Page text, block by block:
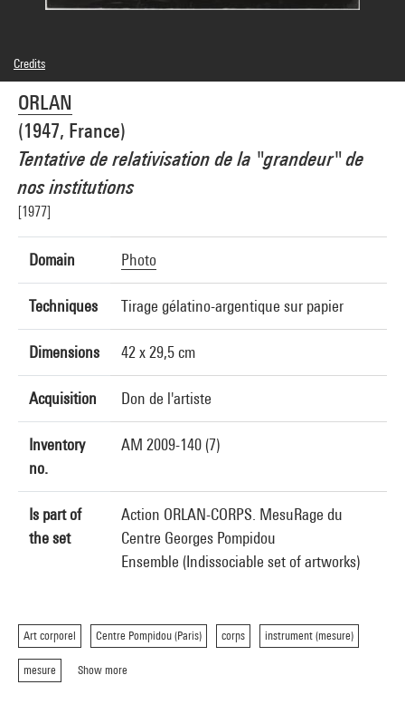
ORLAN
(1947, France)
Tentative de relativisation de la "grandeur" de
nos institutions
[1977]
Domain Photo
Techniques Tirage gélatino-argentique sur papier
Dimensions 42 x 29,5 cm
Acquisition Don de l'artiste
Inventory
no.
AM 2009-140 (7)
Is part of
the set
Action ORLAN-CORPS. MesuRage du
Centre Georges Pompidou
Ensemble (Indissociable set of artworks)
Art corporel Centre Pompidou (Paris) corps instrument (mesure)
mesure Show more
Credits
© Adagp, Paris
Photo credits : Centre Pompidou, MNAM-CCI/Philippe Migeat/Dist. GrandPalaisRmn
Image reference : 4N59136
Image presentation :GrandPalaisRmnPhoto